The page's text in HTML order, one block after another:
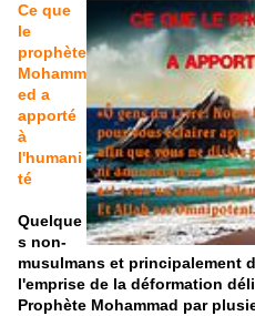
Ce que
le
prophète
Mohamm
ed a
apporté
à
l'humani
té
Quelque
s non-
musulmans et principalement
l'emprise de la déformation
Prophète Mohammad par